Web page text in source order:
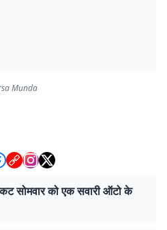
Munda
सोमवार को एक सवारी ऑटो के